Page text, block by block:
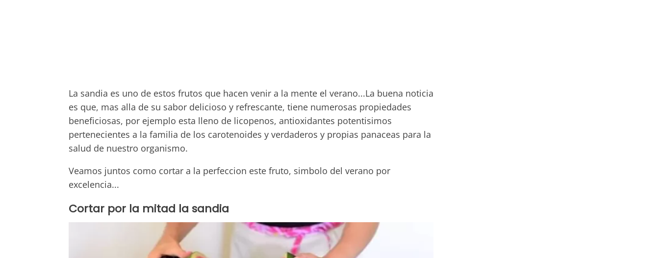
La sandia es uno de estos frutos que hacen venir a la mente el verano...La buena noticia
es que, mas alla de su sabor delicioso y refrescante, tiene numerosas propiedades
beneficiosas, por ejemplo esta lleno de licopenos, antioxidantes potentisimos
pertenecientes a la familia de los carotenoides y verdaderos y propias panaceas para la
salud de nuestro organismo.
Veamos juntos como cortar a la perfeccion este fruto, simbolo del verano por
excelencia...
Cortar por la mitad la sandia